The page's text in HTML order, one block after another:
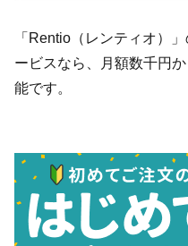
「Rentio（レンティオ）
ービスなら、月額数千円
能です。